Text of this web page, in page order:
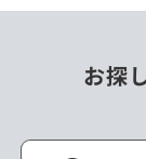
お探